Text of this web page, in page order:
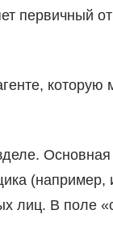
первичный
которую
(например,
лиц. В поле